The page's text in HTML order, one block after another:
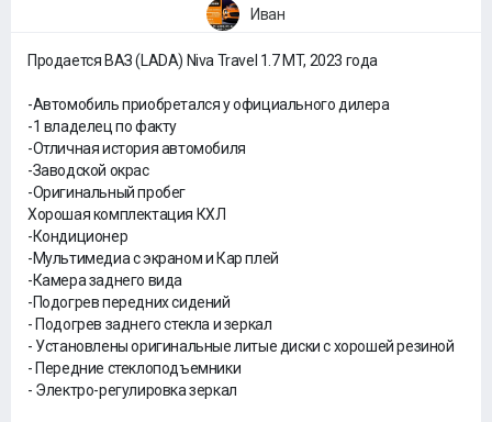
Иван
Продается ВАЗ (LADA) Niva Travel 1.7 MT, 2023 года
-Автомoбиль приoбpетался у официального дилера
-1 владелец по факту
-Отличная история автомобиля
-Заводской окрас
-Оригинальный пробег
Хорошая комплектация КХЛ
-Кондиционер
-Мультимедиа с экраном и Кар плей
-Камера заднего вида
-Подогрев передних сидений
- Подогрев заднего стекла и зеркал
- Установлены оригинальные литые диски с хорошей резиной
- Передние стеклоподъемники
- Электро-регулировка зеркал